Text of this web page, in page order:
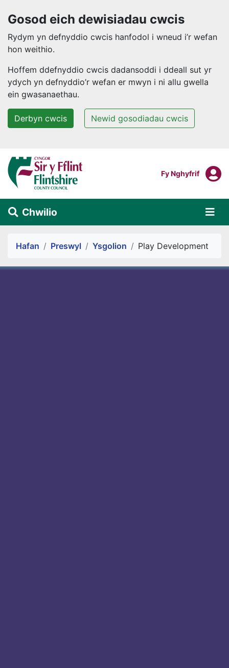
Gosod eich dewisiadau cwcis
Rydym yn defnyddio cwcis hanfodol i wneud i’r wefan
hon weithio.
Hoffem ddefnyddio cwcis dadansoddi i ddeall sut yr
ydych yn defnyddio’r wefan er mwyn i ni allu gwella
ein gwasanaethau.
Derbyn cwcis Newid gosodiadau cwcis
Neidio i'r prif gynnwys
Mewngofnodi I
Fy Nghyfrif
Chwilio
Alert Section
Hafan Preswyl Ysgolion Play Development